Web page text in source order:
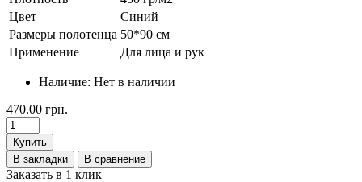
Цвет
Синий
Размеры полотенца 50*90 см
Применение
Для лица и рук
Наличие: Нет в наличии
470.00 грн.
Купить
В закладки
В сравнение
Заказать в 1 клик